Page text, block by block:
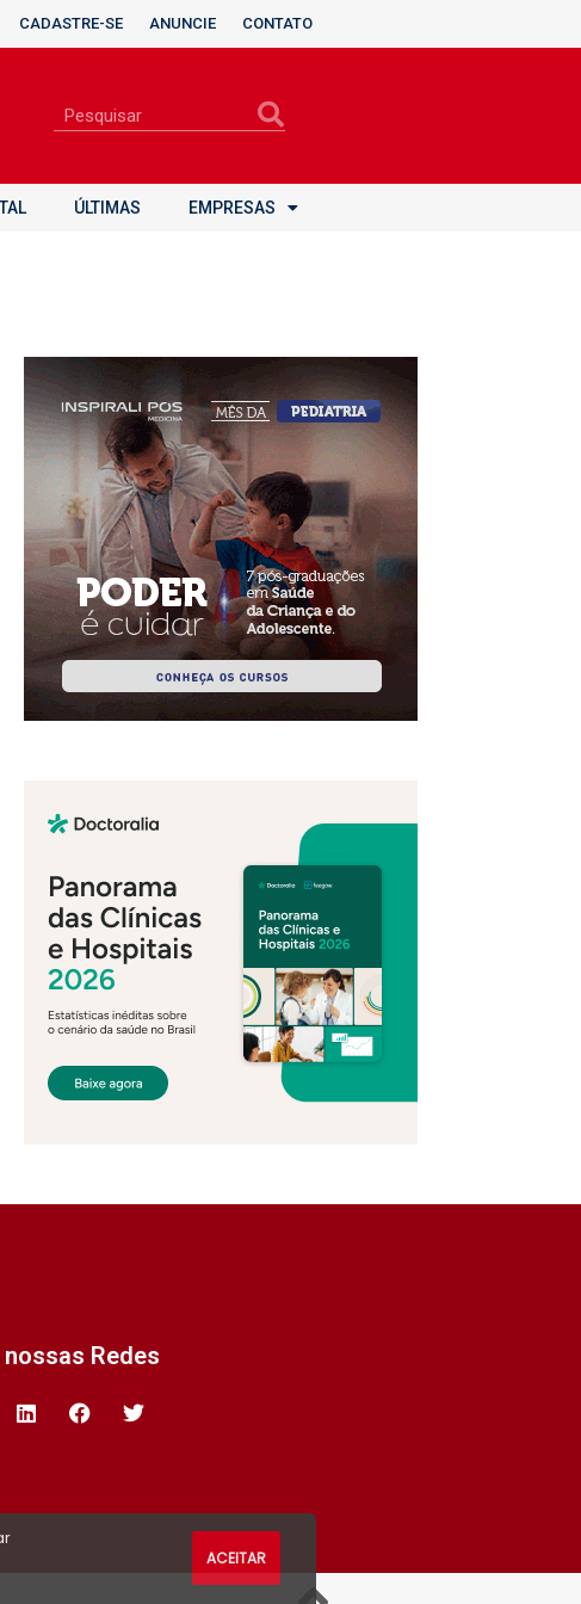
CADASTRE-SE ANUNCIE CONTATO
ÚLTIMAS EMPRESAS
nossas Redes
ACEITAR